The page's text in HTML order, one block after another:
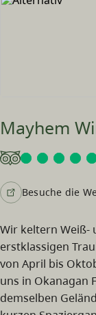
Mayhem
Besuche die
Wir keltern Weiß-
erstklassigen
von April bis
uns in Okanagan
demselben